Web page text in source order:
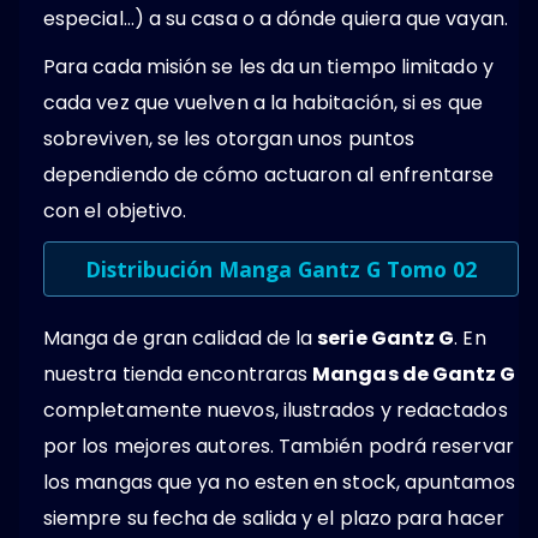
especial…) a su casa o a dónde quiera que vayan.
Para cada misión se les da un tiempo limitado y
cada vez que vuelven a la habitación, si es que
sobreviven, se les otorgan unos puntos
dependiendo de cómo actuaron al enfrentarse
con el objetivo.
Distribución Manga Gantz G Tomo 02
Manga de gran calidad de laserie Gantz G. En
nuestra tienda encontraras Mangas de Gantz G
completamente nuevos, ilustrados y redactados
por los mejores autores. También podrá reservar
los mangas que ya no esten en stock, apuntamos
siempre su fecha de salida y el plazo para hacer